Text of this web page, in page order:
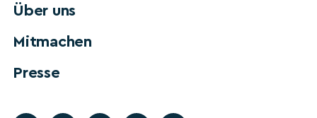
Über uns
Mitmachen
Presse